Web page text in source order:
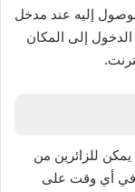
إليه عند مدخل
الدخول إلى المكان
للزائرين من
في أي وقت على